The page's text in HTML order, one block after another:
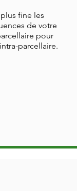
fine les
de votre
pour
parcellaire.